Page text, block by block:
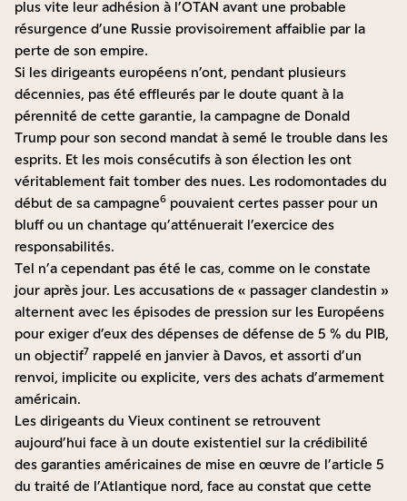
plus vite leur adhésion à l’OTAN avant une probable
résurgence d’une Russie provisoirement affaiblie par la
perte de son empire.
Si les dirigeants européens n’ont, pendant plusieurs
décennies, pas été effleurés par le doute quant à la
pérennité de cette garantie, la campagne de Donald
Trump pour son second mandat à semé le trouble dans les
esprits. Et les mois consécutifs à son élection les ont
véritablement fait tomber des nues. Les rodomontades du
début de sa campagne6 pouvaient certes passer pour un
bluff ou un chantage qu’atténuerait l’exercice des
responsabilités.
Tel n’a cependant pas été le cas, comme on le constate
jour après jour. Les accusations de « passager clandestin »
alternent avec les épisodes de pression sur les Européens
pour exiger d’eux des dépenses de défense de 5 % du PIB,
un objectif7 rappelé en janvier à Davos, et assorti d’un
renvoi, implicite ou explicite, vers des achats d’armement
américain.
Les dirigeants du Vieux continent se retrouvent
aujourd’hui face à un doute existentiel sur la crédibilité
des garanties américaines de mise en œuvre de l’article 5
du traité de l’Atlantique nord, face au constat que cette